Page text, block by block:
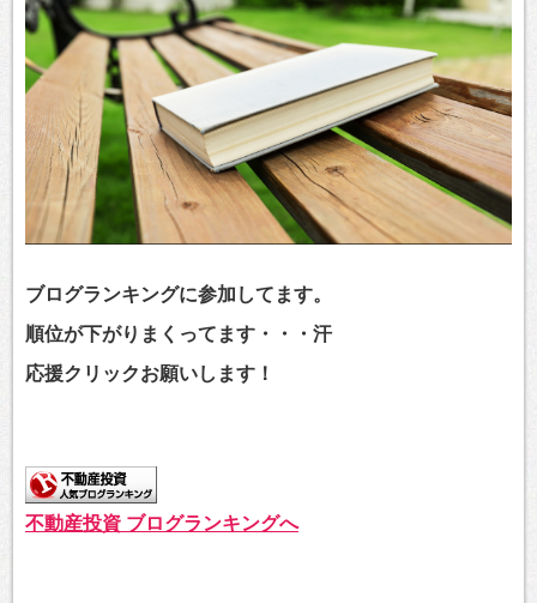
ブログランキングに参加してます。
順位が下がりまくってます・・・汗
応援クリックお願いします！
不動産投資 ブログランキングへ